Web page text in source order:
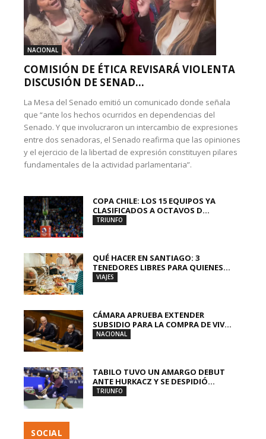
NACIONAL
COMISIÓN DE ÉTICA REVISARÁ VIOLENTA
DISCUSIÓN DE SENAD...
La Mesa del Senado emitió un comunicado donde señala
que “ante los hechos ocurridos en dependencias del
Senado. Y que involucraron un intercambio de expresiones
entre dos senadoras, el Senado reafirma que las opiniones
y el ejercicio de la libertad de expresión constituyen pilares
fundamentales de la actividad parlamentaria”.
COPA CHILE: LOS 15 EQUIPOS YA
CLASIFICADOS A OCTAVOS D...
TRIUNFO
QUÉ HACER EN SANTIAGO: 3
TENEDORES LIBRES PARA QUIENES...
VIAJES
CÁMARA APRUEBA EXTENDER
SUBSIDIO PARA LA COMPRA DE VIV...
NACIONAL
TABILO TUVO UN AMARGO DEBUT
ANTE HURKACZ Y SE DESPIDIÓ...
TRIUNFO
SOCIAL